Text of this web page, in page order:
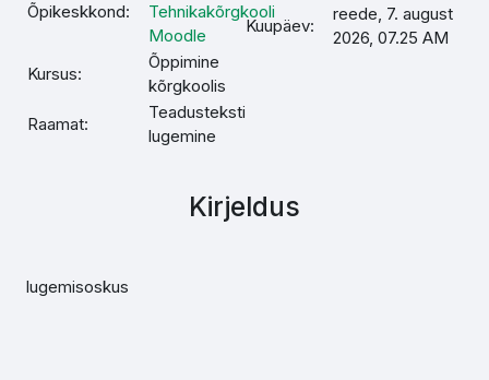
Õpikeskkond:
Tehnikakõrgkooli
Moodle
Kursus:
Õppimine
kõrgkoolis
Raamat:
Teadusteksti
lugemine
Kuupäev:
reede, 7. august
2026, 07.25 AM
Kirjeldus
lugemisoskus